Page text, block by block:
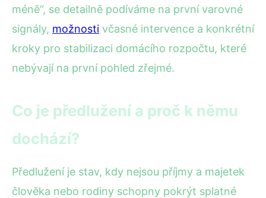
méně“, se detailně podíváme na první varovné
signály, možnosti včasné intervence a konkrétní
kroky pro stabilizaci domácího rozpočtu, které
nebývají na první pohled zřejmé.
Co je předlužení a proč k němu
dochází?
Předlužení je stav, kdy nejsou příjmy a majetek
člověka nebo rodiny schopny pokrýt splatné